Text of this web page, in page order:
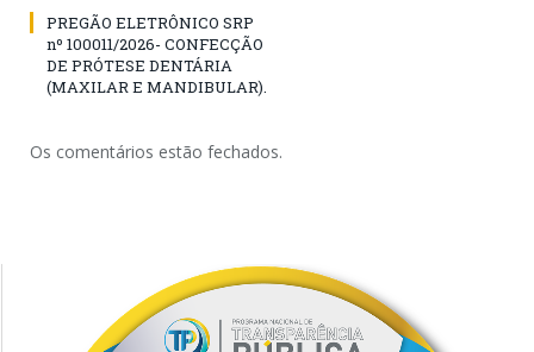
PREGÃO ELETRÔNICO SRP
nº 100011/2026- CONFECÇÃO
DE PRÓTESE DENTÁRIA
(MAXILAR E MANDIBULAR).
Os comentários estão fechados.